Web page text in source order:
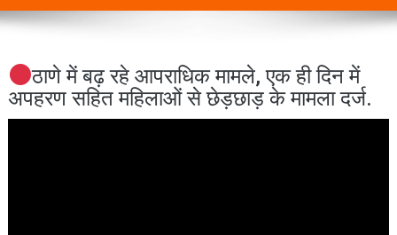
ठाणे में बढ़ रहे आपराधिक मामले, एक ही दिन में
अपहरण सहित महिलाओं से छेड़छाड़ के मामला दर्ज.